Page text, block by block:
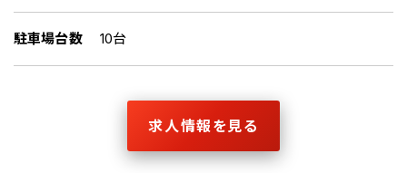
駐車場台数 10台
求人情報を見る